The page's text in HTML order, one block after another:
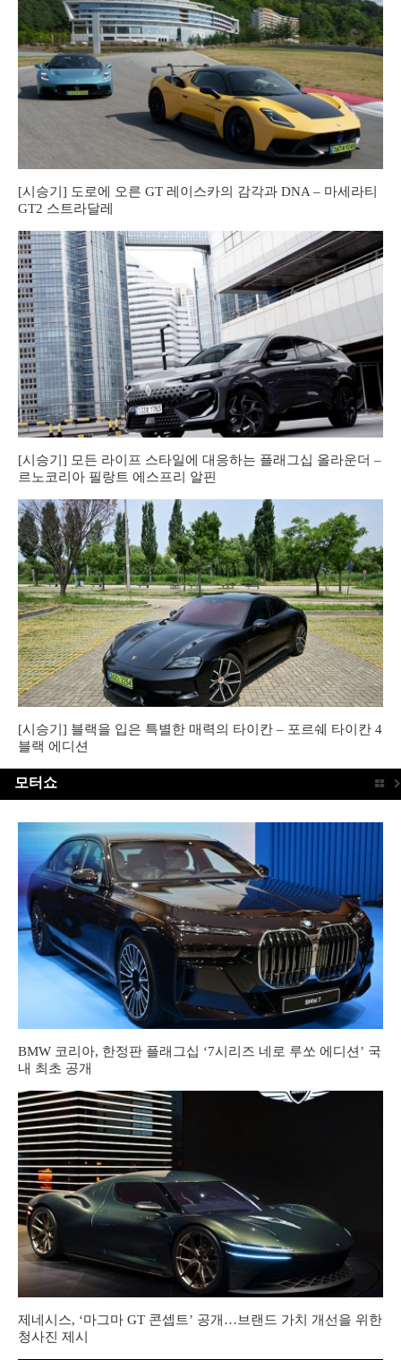
[시승기] 도로에 오른 GT 레이스카의 감각과 DNA – 마세라티
GT2 스트라달레
[시승기] 모든 라이프 스타일에 대응하는 플래그십 올라운더 –
르노코리아 필랑트 에스프리 알핀
[시승기] 블랙을 입은 특별한 매력의 타이칸 – 포르쉐 타이칸 4
블랙 에디션
모터쇼
BMW 코리아, 한정판 플래그십 ‘7시리즈 네로 루쏘 에디션’ 국
내 최초 공개
제네시스, ‘마그마 GT 콘셉트’ 공개…브랜드 가치 개선을 위한
청사진 제시